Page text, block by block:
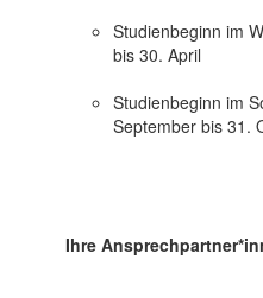
Studienbeginn im
bis 30. April
Studienbeginn im
September bis 31.
Ihre